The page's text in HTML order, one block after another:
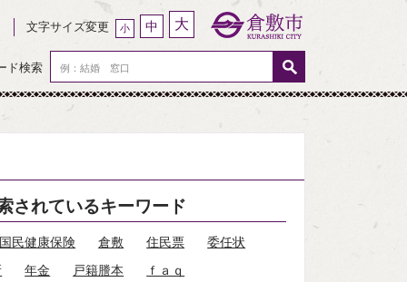
文字サイズ変更 小 中 大
ド検索
されているキーワード
国民健康保険 倉敷 住民票
委任状
年金 戸籍謄本
ｆａｑ